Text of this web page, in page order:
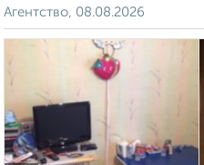
Агентство, 08.08.2026